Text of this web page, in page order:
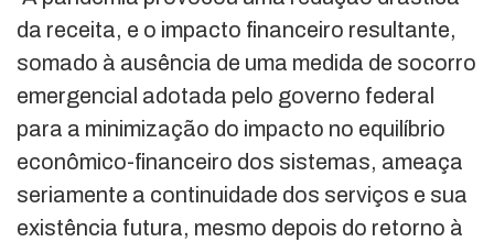
da receita, e o impacto financeiro resultante,
somado à ausência de uma medida de socorro
emergencial adotada pelo governo federal
para a minimização do impacto no equilíbrio
econômico-financeiro dos sistemas, ameaça
seriamente a continuidade dos serviços e sua
existência futura, mesmo depois do retorno à